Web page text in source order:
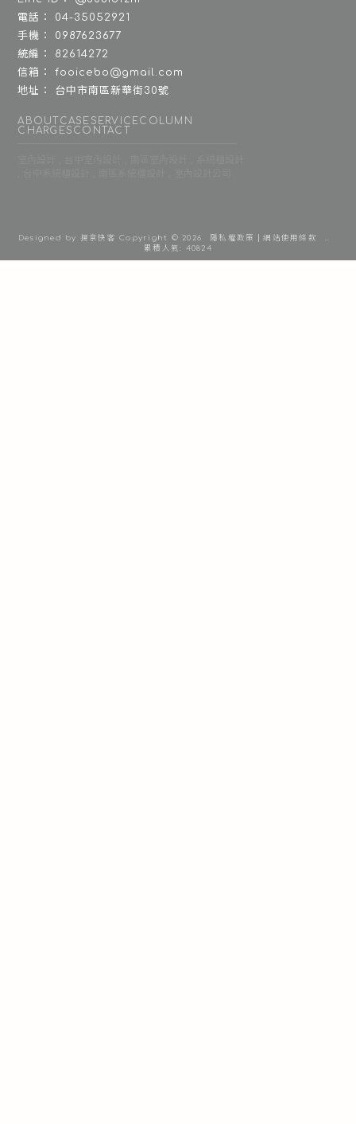
04-35052921
0987623677
82614272
fooicebo@gmail.com
台中市南區新華街30號
ABOUT CASE SERVICECOLUMN
CHARGES CONTACT
Designed by 揚京快客 Copyright © 2026 隱私權政策 網站使用條款
..
累積人氣: 40824